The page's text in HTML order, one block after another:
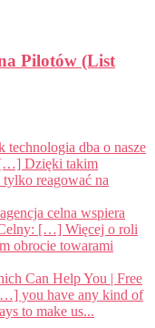
Pilotów (List
dba o nasze
[…] Dzięki takim
reagować na
celna wspiera
[…] Więcej o roli
obrocie towarami
Can Help You | Free
you have any kind of
to make us...